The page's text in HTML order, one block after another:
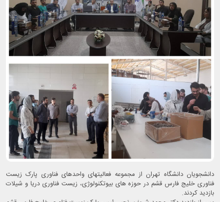
دانشجویان دانشگاه تهران از مجموعه فعالیتهای واحدهای فناوری پارک زیست
فناوری خلیج فارس قشم در حوزه های بیوتکنولوژی، زیست فناوری دریا و شیلات
بازدید کردند.